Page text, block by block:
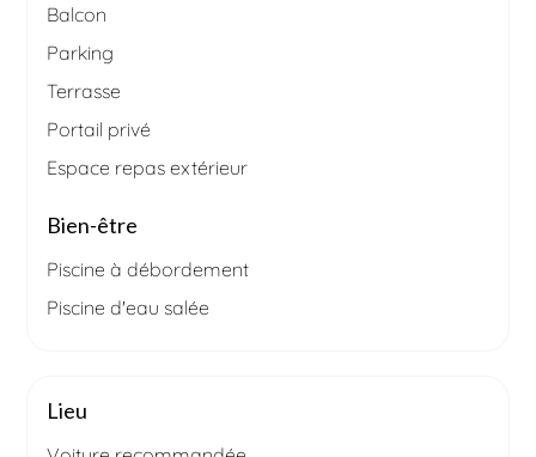
Balcon
Parking
Terrasse
Portail privé
Espace repas extérieur
Bien-être
Piscine à débordement
Piscine d'eau salée
Lieu